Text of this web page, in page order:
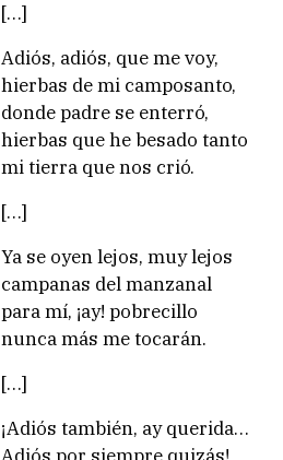
[…]
Adiós, adiós, que me voy,
hierbas de mi camposanto,
donde padre se enterró,
hierbas que he besado tanto
mi tierra que nos crió.
[…]
Ya se oyen lejos, muy lejos
campanas del manzanal
para mí, ¡ay! pobrecillo
nunca más me tocarán.
[…]
¡Adiós también, ay querida…